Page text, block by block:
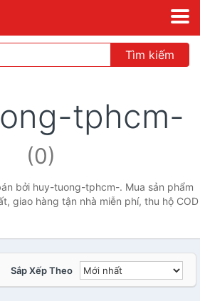
Tìm kiếm
tphcm-
(0)
bởi huy-tuong-tphcm-. Mua sản phẩm
giao hàng tận nhà miễn phí, thu hộ COD
Sắp Xếp Theo